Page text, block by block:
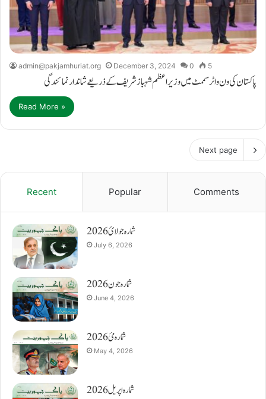
admin@pakjamhuriat.org December 3, 2024 0 5
پاکستان کی ون واٹر سممٹ میں وزیر اعظم شہباز شریف کے ذریعے شاندار نمائندگی
Read More »
Next page
Recent Popular Comments
شمارہ جولائ 2026
July 6, 2026
شمارہ جون 2026
June 4, 2026
شمارہ مئ 2026
May 4, 2026
شمارہ اپریل 2026